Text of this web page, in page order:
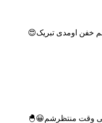
اومدی تبریک😍
منتظرشم😀🐣